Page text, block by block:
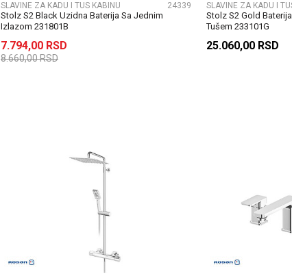
SLAVINE ZA KADU I TUS KABINU 24339
Stolz S2 Black Uzidna Baterija Sa Jednim
Izlazom 231801B
7.794,00 RSD
8.660,00RSD
SLAVINE ZA KADU I
Stolz S2 Gold
Tušem 233101G
25.060,00 RSD
UPOREDI